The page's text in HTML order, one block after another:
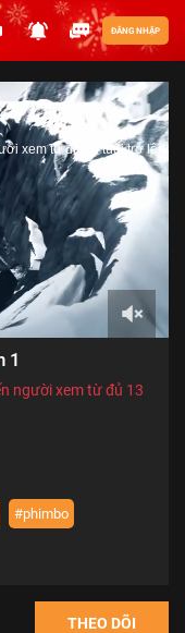
ĐĂNG NHẬP
xem từ đủ 13 tuổi trở lên
1
người xem từ đủ 13
#phimbo
THEO DÕI